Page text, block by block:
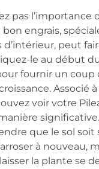
pas l’importance
bon engrais,
d’intérieur, peut
le au début
fournir un coup
Associé
voir votre
que le sol soit
à nouveau,
la plante se